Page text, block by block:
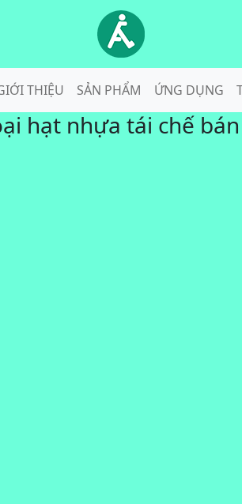
THIỆU SẢN PHẨM ỨNG DỤNG
hạt nhựa tái chế